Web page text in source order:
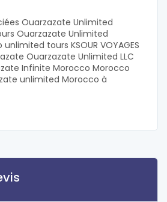
Ouarzazate Unlimited
Ouarzazate Unlimited
tours KSOUR VOYAGES
Ouarzazate Unlimited LLC
Infinite Morocco Morocco
unlimited Morocco à